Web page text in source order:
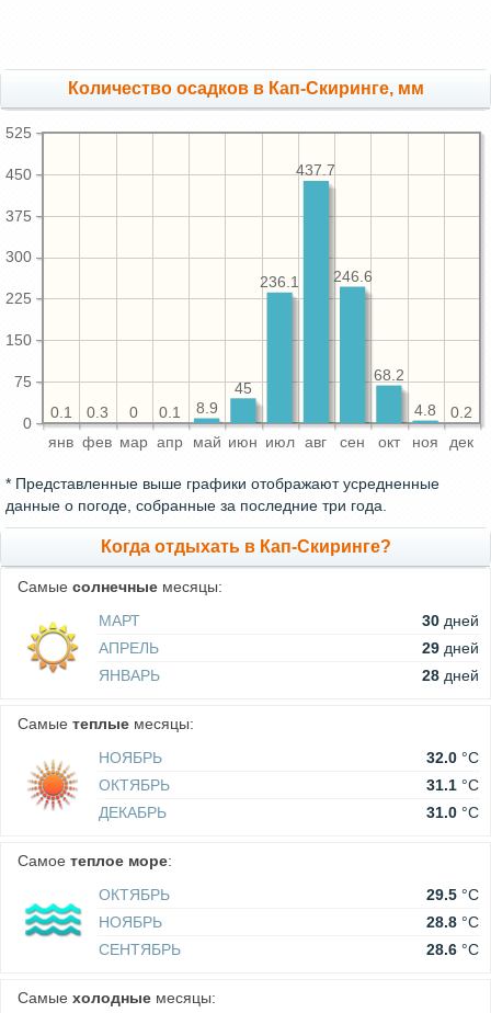
Количество осадков в Кап-Скиринге, мм
янв фев мар апр май июн июл авг сен окт ноя дек
0
75
150
225
300
375
450
525
0.2
4.8
68.2
246.6
437.7
236.1
45
8.9
0.1
0
0.3
0.1
* Представленные выше графики отображают усредненные
данные о погоде, собранные за последние три года.
Когда отдыхать в Кап-Скиринге?
Самые солнечные месяцы:
МАРТ
30 дней
АПРЕЛЬ
29 дней
ЯНВАРЬ
28 дней
Самые теплые месяцы:
НОЯБРЬ
32.0 °C
ОКТЯБРЬ
31.1 °C
ДЕКАБРЬ
31.0 °C
Самое теплое море:
ОКТЯБРЬ
29.5 °C
НОЯБРЬ
28.8 °C
СЕНТЯБРЬ
28.6 °C
Самые холодные месяцы: